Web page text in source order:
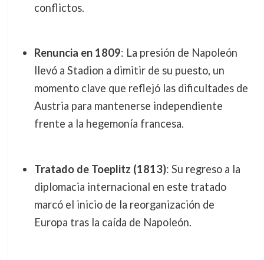
conflictos.
Renuncia en 1809: La presión de Napoleón
llevó a Stadion a dimitir de su puesto, un
momento clave que reflejó las dificultades de
Austria para mantenerse independiente
frente a la hegemonía francesa.
Tratado de Toeplitz (1813): Su regreso a la
diplomacia internacional en este tratado
marcó el inicio de la reorganización de
Europa tras la caída de Napoleón.